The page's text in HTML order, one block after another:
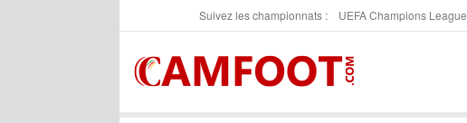
Suivez les championnats : UEFA Champions League